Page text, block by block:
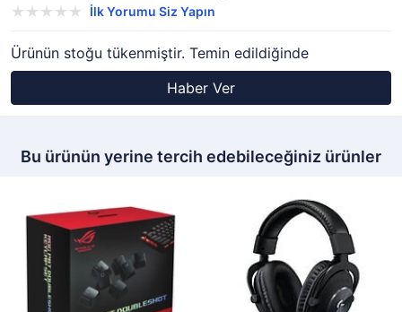
İlk Yorumu Siz Yapın
Ürünün stoğu tükenmiştir. Temin edildiğinde
Haber Ver
Bu ürünün yerine tercih edebileceğiniz ürünler